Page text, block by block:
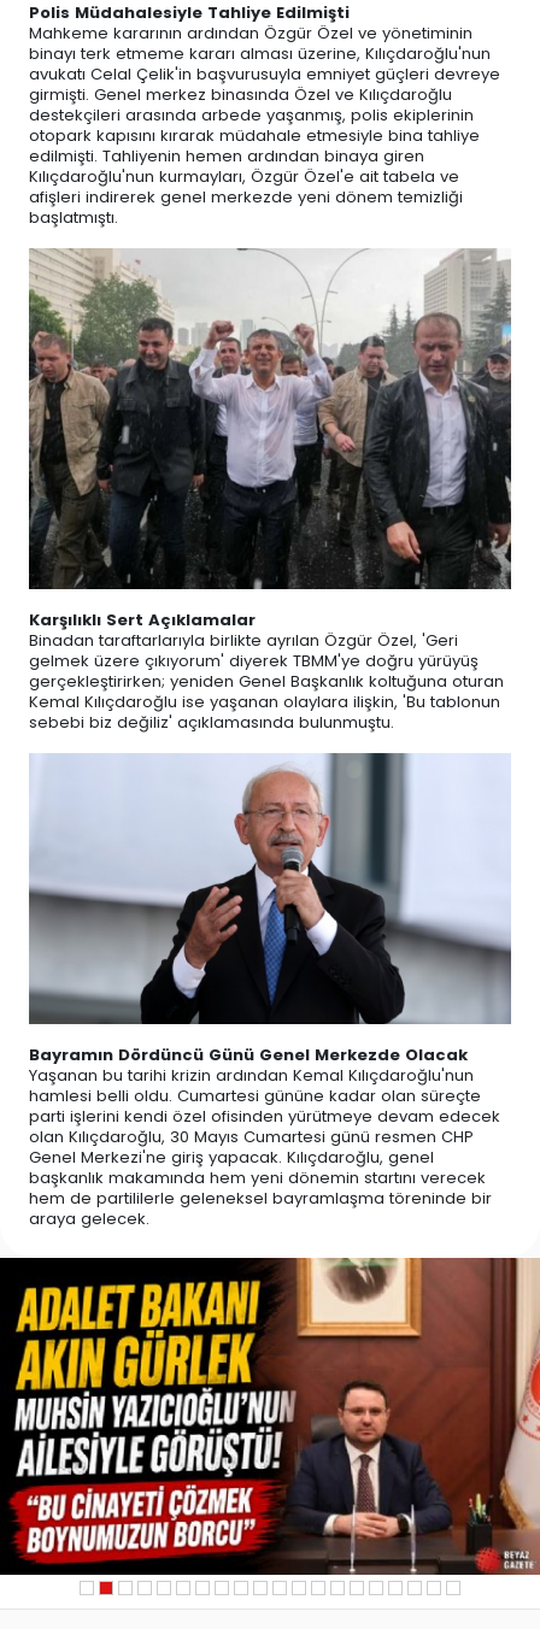
Polis Müdahalesiyle Tahliye Edilmişti
Mahkeme kararının ardından Özgür Özel ve yönetiminin
binayı terk etmeme kararı alması üzerine, Kılıçdaroğlu'nun
avukatı Celal Çelik'in başvurusuyla emniyet güçleri devreye
girmişti. Genel merkez binasında Özel ve Kılıçdaroğlu
destekçileri arasında arbede yaşanmış, polis ekiplerinin
otopark kapısını kırarak müdahale etmesiyle bina tahliye
edilmişti. Tahliyenin hemen ardından binaya giren
Kılıçdaroğlu'nun kurmayları, Özgür Özel'e ait tabela ve
afişleri indirerek genel merkezde yeni dönem temizliği
başlatmıştı.
Karşılıklı Sert Açıklamalar
Binadan taraftarlarıyla birlikte ayrılan Özgür Özel, 'Geri
gelmek üzere çıkıyorum' diyerek TBMM'ye doğru yürüyüş
gerçekleştirirken; yeniden Genel Başkanlık koltuğuna oturan
Kemal Kılıçdaroğlu ise yaşanan olaylara ilişkin, 'Bu tablonun
sebebi biz değiliz' açıklamasında bulunmuştu.
Bayramın Dördüncü Günü Genel Merkezde Olacak
Yaşanan bu tarihi krizin ardından Kemal Kılıçdaroğlu'nun
hamlesi belli oldu. Cumartesi gününe kadar olan süreçte
parti işlerini kendi özel ofisinden yürütmeye devam edecek
olan Kılıçdaroğlu, 30 Mayıs Cumartesi günü resmen CHP
Genel Merkezi'ne giriş yapacak. Kılıçdaroğlu, genel
başkanlık makamında hem yeni dönemin startını verecek
hem de partililerle geleneksel bayramlaşma töreninde bir
araya gelecek.